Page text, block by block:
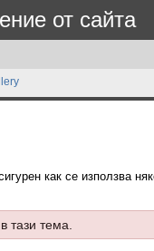
от сайта
как се използва
тази тема.